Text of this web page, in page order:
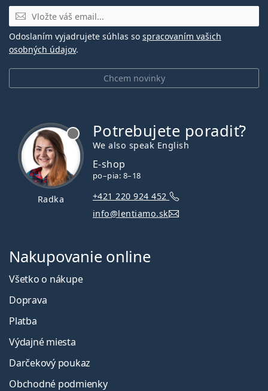
E-mail
Chcem novinky
Odoslaním vyjadrujete súhlas so spracovaním vašich
osobných údajov.
Radka
Potrebujete poradiť?
We also speak English
E-shop
po–pia: 8–18
+421 220 924 452
info@lentiamo.sk
Nakupovanie online
Všetko o nákupe
Doprava
Platba
Výdajné miesta
Darčekový poukaz
Obchodné podmienky